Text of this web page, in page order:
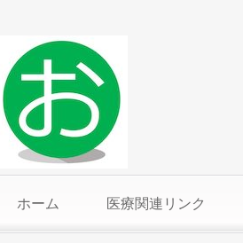
ホーム 医療関連リンク